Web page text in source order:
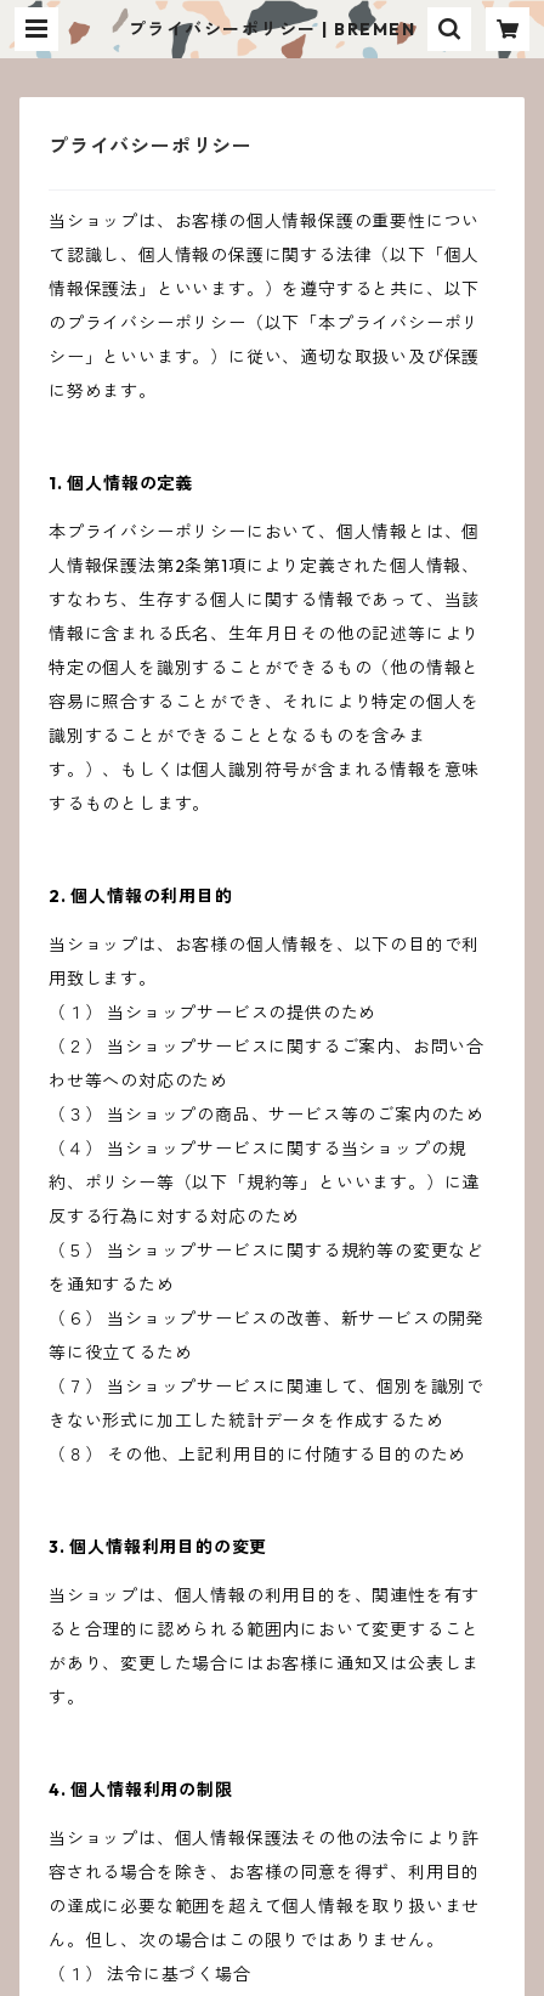
プライバシーポリシー | BREMEN
プライバシーポリシー
当ショップは、お客様の個人情報保護の重要性につい
て認識し、個人情報の保護に関する法律（以下「個人
情報保護法」といいます。）を遵守すると共に、以下
のプライバシーポリシー（以下「本プライバシーポリ
シー」といいます。）に従い、適切な取扱い及び保護
に努めます。
1. 個人情報の定義
本プライバシーポリシーにおいて、個人情報とは、個
人情報保護法第2条第1項により定義された個人情報、
すなわち、生存する個人に関する情報であって、当該
情報に含まれる氏名、生年月日その他の記述等により
特定の個人を識別することができるもの（他の情報と
容易に照合することができ、それにより特定の個人を
識別することができることとなるものを含みま
す。）、もしくは個人識別符号が含まれる情報を意味
するものとします。
2. 個人情報の利用目的
当ショップは、お客様の個人情報を、以下の目的で利
用致します。
（１） 当ショップサービスの提供のため
（２） 当ショップサービスに関するご案内、お問い合
わせ等への対応のため
（３） 当ショップの商品、サービス等のご案内のため
（４） 当ショップサービスに関する当ショップの規
約、ポリシー等（以下「規約等」といいます。）に違
反する行為に対する対応のため
（５） 当ショップサービスに関する規約等の変更など
を通知するため
（６） 当ショップサービスの改善、新サービスの開発
等に役立てるため
（７） 当ショップサービスに関連して、個別を識別で
きない形式に加工した統計データを作成するため
（８） その他、上記利用目的に付随する目的のため
3. 個人情報利用目的の変更
当ショップは、個人情報の利用目的を、関連性を有す
ると合理的に認められる範囲内において変更すること
があり、変更した場合にはお客様に通知又は公表しま
す。
4. 個人情報利用の制限
当ショップは、個人情報保護法その他の法令により許
容される場合を除き、お客様の同意を得ず、利用目的
の達成に必要な範囲を超えて個人情報を取り扱いませ
ん。但し、次の場合はこの限りではありません。
（１） 法令に基づく場合